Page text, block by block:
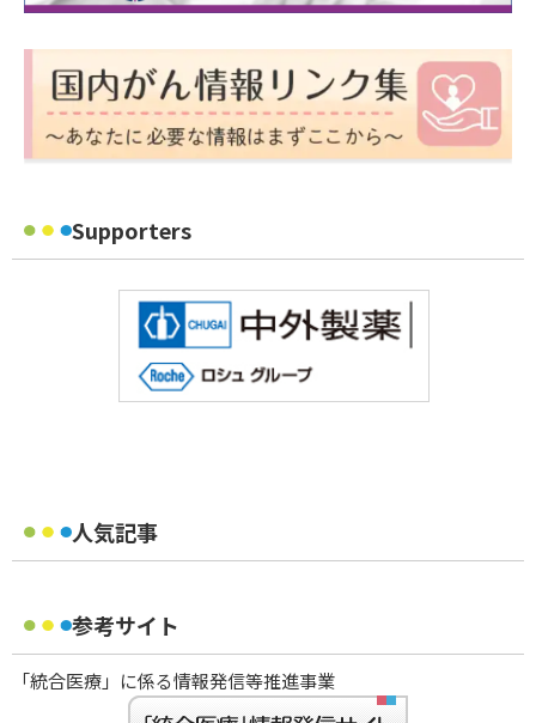
Supporters
人気記事
参考サイト
「統合医療」に係る情報発信等推進事業